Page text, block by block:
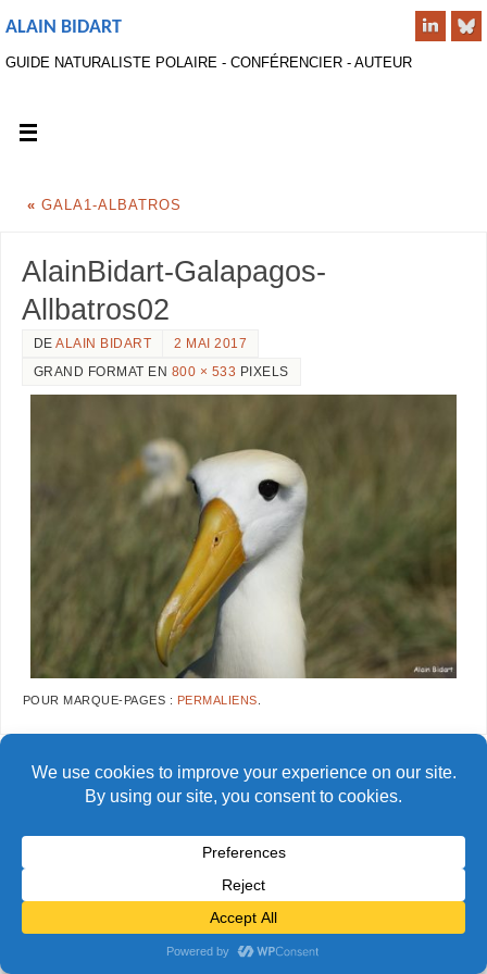
ALAIN BIDART
GUIDE NATURALISTE POLAIRE - CONFÉRENCIER - AUTEUR
« GALA1-ALBATROS
AlainBidart-Galapagos-
Allbatros02
DEALAIN BIDART
2 MAI 2017
GRAND FORMAT EN 800 × 533 PIXELS
POUR MARQUE-PAGES : PERMALIENS
AlainBidart-Galapagos-
Allbatros01
AlainBidart-Galapagos-
Allbatros03
© Alain Bidart (2026) - Tous droits réservés
FIÈREMENT PROPULSÉ PAR